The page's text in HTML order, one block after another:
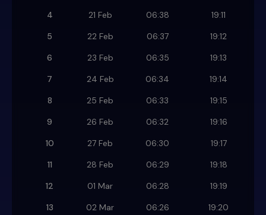
4
21 Feb 06:38
19:11
5
22 Feb 06:37
19:12
6
23 Feb 06:35
19:13
7
24 Feb 06:34
19:14
8
25 Feb 06:33
19:15
9
26 Feb 06:32
19:16
10
27 Feb 06:30
19:17
11
28 Feb 06:29
19:18
12
01 Mar 06:28
19:19
13
02 Mar 06:26
19:20